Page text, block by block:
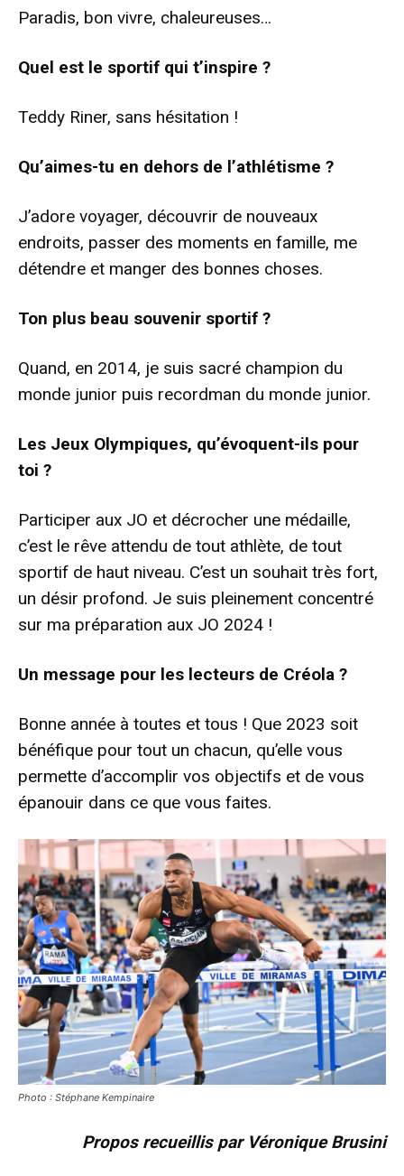
Paradis, bon vivre, chaleureuses…
Quel est le sportif qui t’inspire ?
Teddy Riner, sans hésitation !
Qu’aimes-tu en dehors de l’athlétisme ?
J’adore voyager, découvrir de nouveaux
endroits, passer des moments en famille, me
détendre et manger des bonnes choses.
Ton plus beau souvenir sportif ?
Quand, en 2014, je suis sacré champion du
monde junior puis recordman du monde junior.
Les Jeux Olympiques, qu’évoquent-ils pour
toi ?
Participer aux JO et décrocher une médaille,
c’est le rêve attendu de tout athlète, de tout
sportif de haut niveau. C’est un souhait très fort,
un désir profond. Je suis pleinement concentré
sur ma préparation aux JO 2024 !
Un message pour les lecteurs de Créola ?
Bonne année à toutes et tous ! Que 2023 soit
bénéfique pour tout un chacun, qu’elle vous
permette d’accomplir vos objectifs et de vous
épanouir dans ce que vous faites.
Photo : Stéphane Kempinaire
Propos recueillis par Véronique Brusini